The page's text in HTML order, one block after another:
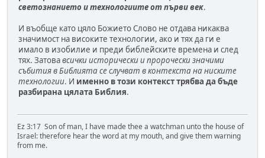
светознанието и технологиите от първи век.
И въобще като цяло Божието Слово не отдава никаква
значимост на високите технологии, ако и тях да ги е
имало в изобилие и преди библейските времена и след
тях. Затовавсички исторически и пророчески значими
събития в Библията се случват в контекста на ниските
технологии. И именно в този контекст трябва да бъде
разбирана цялата Библия.
Ez 3:17 Son of man, I have made thee a watchman unto the house of
Israel: therefore hear the word at my mouth, and give them warning
from me.